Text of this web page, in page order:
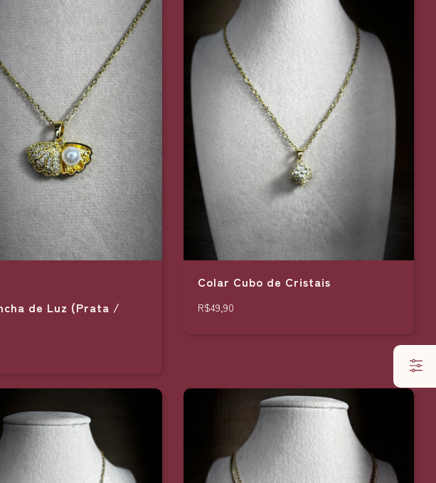
de Luz (Prata /
Colar Cubo de Cristais
R$49,90